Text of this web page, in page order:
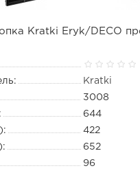
Kratki Eryk/DECO
Kratki
3008
644
422
652
96